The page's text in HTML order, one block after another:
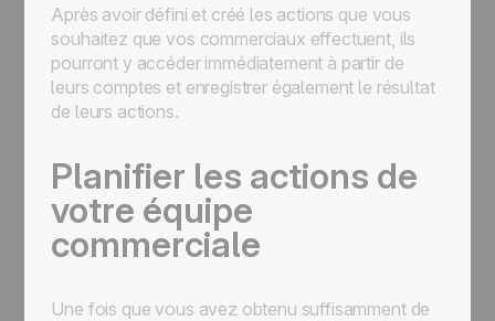
Après avoir défini et créé les actions que vous
souhaitez que vos commerciaux effectuent, ils
pourront y accéder immédiatement à partir de
leurs comptes et enregistrer également le résultat
de leurs actions.
Planifier les actions de
votre équipe
commerciale
Une fois que vous avez obtenu suffisamment de